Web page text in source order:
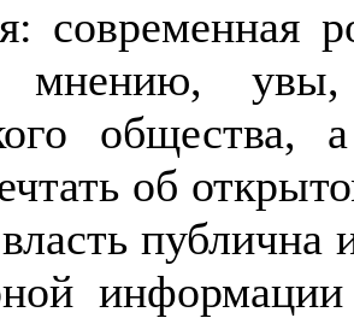
современная
увы,
об
публична